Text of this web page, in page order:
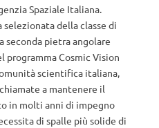
Spaziale Italiana.
selezionata della classe di
seconda pietra angolare
programma Cosmic Vision
scientifica italiana,
a mantenere il
in molti anni di impegno
di spalle più solide di